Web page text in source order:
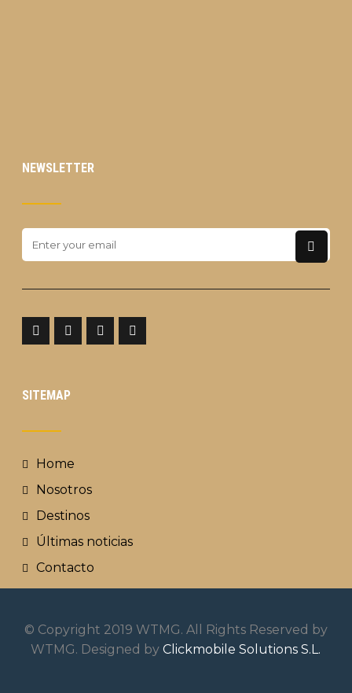
NEWSLETTER
SITEMAP
Home
Nosotros
Destinos
Últimas noticias
Contacto
© Copyright 2019 WTMG. All Rights Reserved by
WTMG. Designed byClickmobile Solutions S.L.